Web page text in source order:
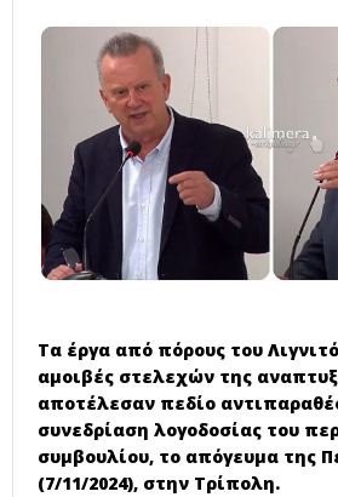
Τα έργα από πόρους του
αμοιβές στελεχών της
αποτέλεσαν πεδίο
συνεδρίαση λογοδοσίας του
συμβουλίου, το απόγευμα της
(7/11/2024), στην Τρίπολη.